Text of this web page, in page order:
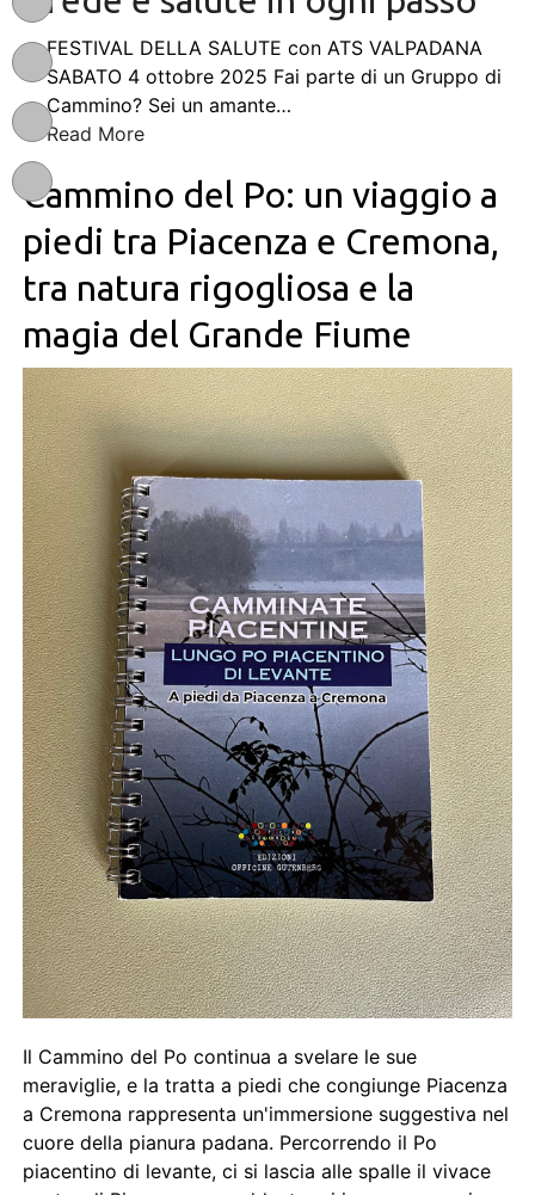
FESTIVAL DELLA SALUTE con ATS VALPADANA
SABATO 4 ottobre 2025 Fai parte di un Gruppo di
Cammino? Sei un amante…
Read More
Cammino del Po: un viaggio a
piedi tra Piacenza e Cremona,
tra natura rigogliosa e la
magia del Grande Fiume
Il Cammino del Po continua a svelare le sue
meraviglie, e la tratta a piedi che congiunge Piacenza
a Cremona rappresenta un'immersione suggestiva nel
cuore della pianura padana. Percorrendo il Po
piacentino di levante, ci si lascia alle spalle il vivace